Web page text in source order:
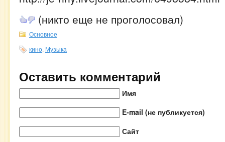
(никто еще не проголосовал)
Основное
кино Музыка
Оставить комментарий
Имя
E-mail (не публикуется)
Сайт